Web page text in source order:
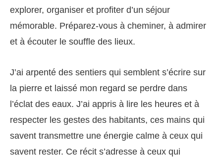
explorer, organiser et profiter d’un séjour
mémorable. Préparez-vous à cheminer, à admirer
et à écouter le souffle des lieux.
J’ai arpenté des sentiers qui semblent s’écrire sur
la pierre et laissé mon regard se perdre dans
l’éclat des eaux. J’ai appris à lire les heures et à
respecter les gestes des habitants, ces mains qui
savent transmettre une énergie calme à ceux qui
savent rester. Ce récit s’adresse à ceux qui